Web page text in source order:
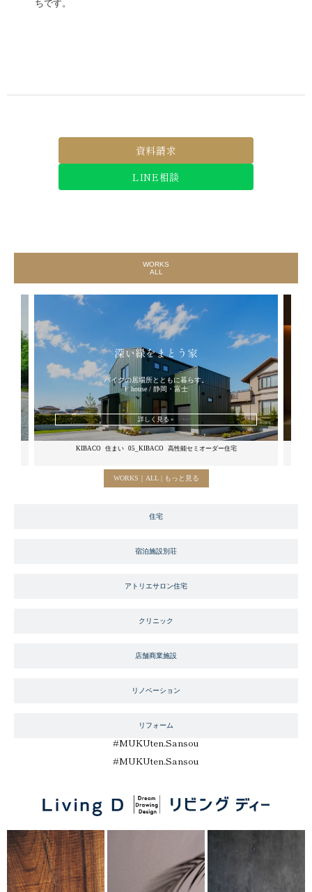
ちです。
資料請求
LINE相談
WORKS
ALL
住宅
宿泊施設別荘
アトリエサロン住宅
クリニック
店舗商業施設
リノベーション
リフォーム
KIBACO 住まい 05_KIBACO 高性能セミオーダー住宅
深い緑をまとう家
バイクの居場所とともに暮らす。
F house / 静岡・富士
詳しく見る »
WORKS｜ALL | もっと見る
#MUKUten.Sansou
#MUKUten.Sansou